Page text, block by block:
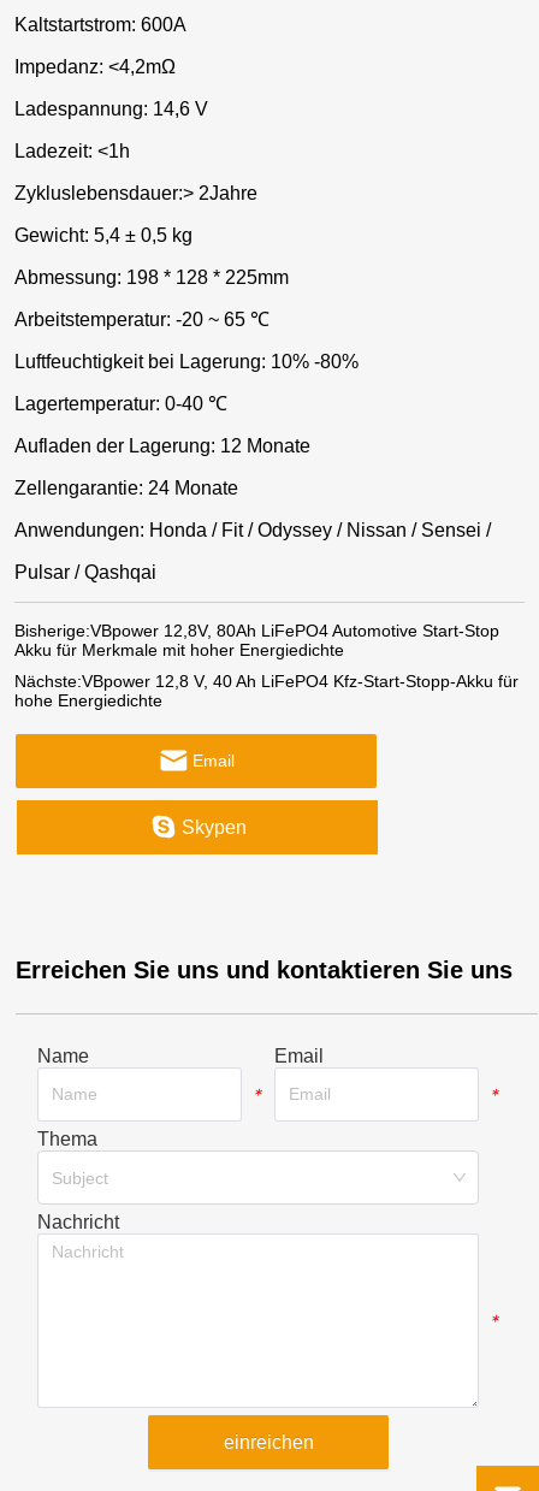
Kaltstartstrom: 600A
Impedanz: <4,2mΩ
Ladespannung: 14,6 V
Ladezeit: <1h
Zykluslebensdauer:> 2Jahre
Gewicht: 5,4 ± 0,5 kg
Abmessung: 198 * 128 * 225mm
Arbeitstemperatur: -20 ~ 65 ℃
Luftfeuchtigkeit bei Lagerung: 10% -80%
Lagertemperatur: 0-40 ℃
Aufladen der Lagerung: 12 Monate
Zellengarantie: 24 Monate
Anwendungen: Honda / Fit / Odyssey / Nissan / Sensei /
Pulsar / Qashqai
Bisherige:VBpower 12,8V, 80Ah LiFePO4 Automotive Start-Stop
Akku für Merkmale mit hoher Energiedichte
Nächste:VBpower 12,8 V, 40 Ah LiFePO4 Kfz-Start-Stopp-Akku für
hohe Energiedichte
Email
Skypen
Erreichen Sie uns und kontaktieren Sie uns
Name
*
Email
*
Thema
Subject
Nachricht
*
einreichen